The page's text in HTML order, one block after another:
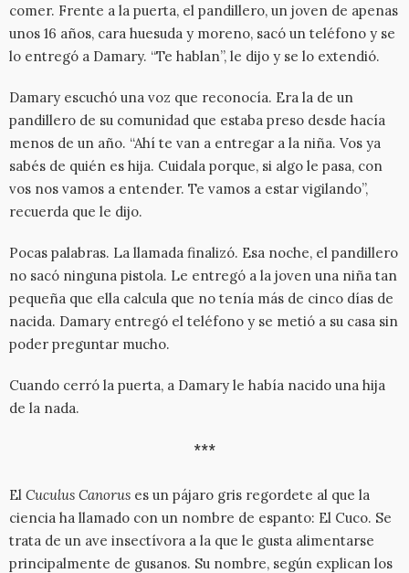
comer. Frente a la puerta, el pandillero, un joven de apenas
unos 16 años, cara huesuda y moreno, sacó un teléfono y se
lo entregó a Damary. “Te hablan”, le dijo y se lo extendió.
Damary escuchó una voz que reconocía. Era la de un
pandillero de su comunidad que estaba preso desde hacía
menos de un año. “Ahí te van a entregar a la niña. Vos ya
sabés de quién es hija. Cuidala porque, si algo le pasa, con
vos nos vamos a entender. Te vamos a estar vigilando”,
recuerda que le dijo.
Pocas palabras. La llamada finalizó. Esa noche, el pandillero
no sacó ninguna pistola. Le entregó a la joven una niña tan
pequeña que ella calcula que no tenía más de cinco días de
nacida. Damary entregó el teléfono y se metió a su casa sin
poder preguntar mucho.
Cuando cerró la puerta, a Damary le había nacido una hija
de la nada.
***
El Cuculus Canorus es un pájaro gris regordete al que la
ciencia ha llamado con un nombre de espanto: El Cuco. Se
trata de un ave insectívora a la que le gusta alimentarse
principalmente de gusanos. Su nombre, según explican los